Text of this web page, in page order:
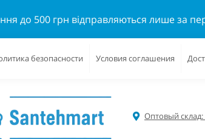
до 500 грн відправляються лише за
безопасности Условия соглашения
Оптовый склад: